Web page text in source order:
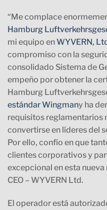
“Me complace
Hamburg
mi equipo enWYVERN,
compromiso con la
consolidado Sistema de
empeño por obtener la
Hamburg
estándar Wingmany ha
requisitos reglamentarios
convertirse en líderes del
Por ello, confío en que
clientes corporativos y
excepcional en esta nueva
CEO – WYVERN Ltd.
El operador está